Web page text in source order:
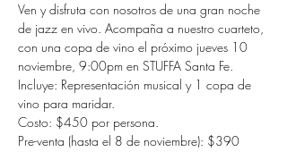
Ven y disfruta con nosotros de una gran noche
de jazz en vivo. Acompaña a nuestro cuarteto,
con una copa de vino el próximo jueves 10
noviembre, 9:00pm en STUFFA Santa Fe.
Incluye: Representación musical y 1 copa de
vino para maridar.
Costo: $450 por persona.
Pre-venta (hasta el 8 de noviembre): $390